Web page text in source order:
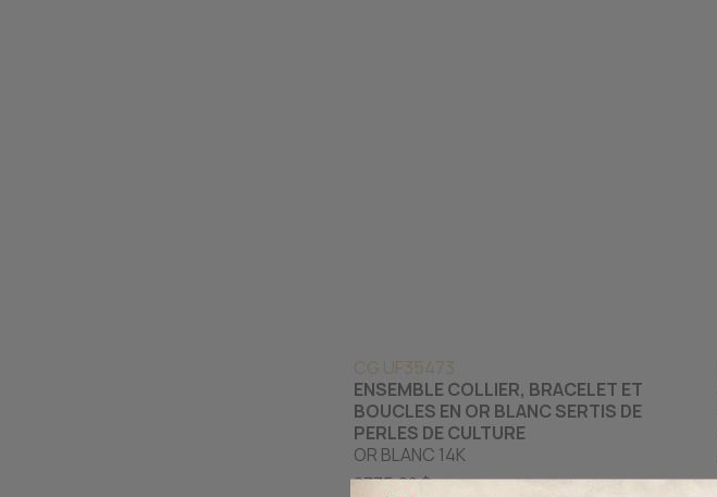
CG UF35473
ENSEMBLE COLLIER, BRACELET ET
BOUCLES EN OR BLANC SERTIS DE
PERLES DE CULTURE
OR BLANC 14K
2775.00 $